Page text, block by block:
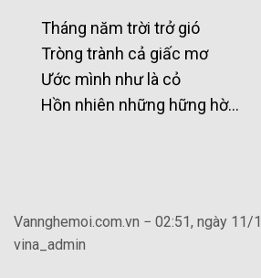
Tháng năm trời trở gió
Tròng trành cả giấc mơ
Ước mình như là cỏ
Hồn nhiên những hững hờ…
Vannghemoi.com.vn − 02:51, ngày
vina_admin